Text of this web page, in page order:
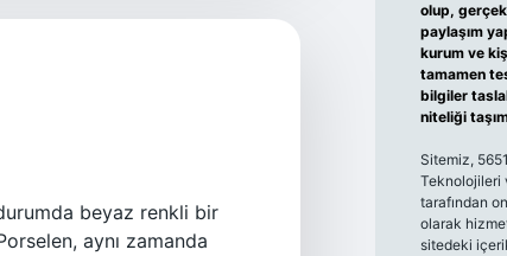
beyaz renkli bir
aynı zamanda
olup,
paylaşım
kurum ve
tamamen
bilgiler
niteliği
Sitemiz,
Teknolojileri
tarafından
olarak
sitedeki